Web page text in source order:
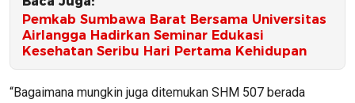
Pemkab Sumbawa Barat Bersama Universitas
Airlangga Hadirkan Seminar Edukasi
Kesehatan Seribu Hari Pertama Kehidupan
“Bagaimana mungkin juga ditemukan SHM 507 berada